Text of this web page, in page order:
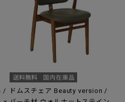
/
ドムスチェア Beauty version /